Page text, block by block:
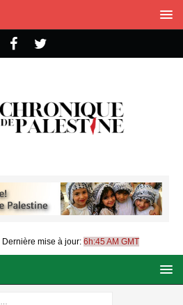
Dernière mise à jour: 6h:45 AM GMT